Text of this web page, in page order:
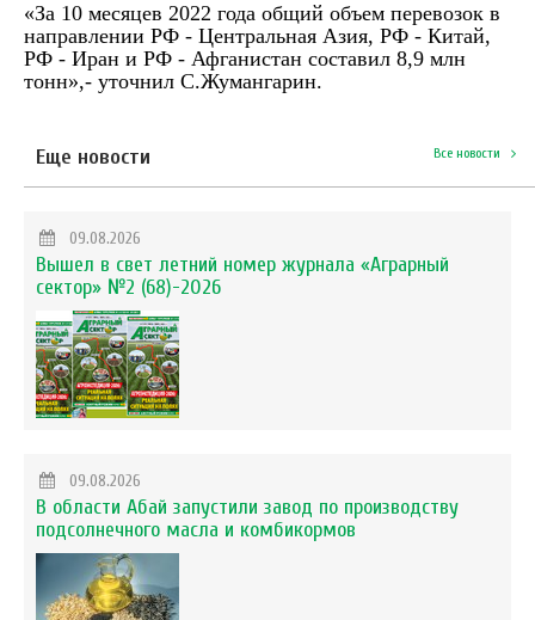
«За 10 месяцев 2022 года общий объем перевозок в
направлении РФ - Центральная Азия, РФ - Китай,
РФ - Иран и РФ - Афганистан составил 8,9 млн
тонн»,- уточнил С.Жумангарин.
Еще новости Все новости
09.08.2026
Вышел в свет летний номер журнала «Аграрный
сектор» №2 (68)-2026
09.08.2026
В области Абай запустили завод по производству
подсолнечного масла и комбикормов